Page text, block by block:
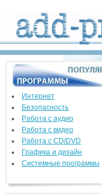
Интернет
Безопасность
Работа с аудио
Работа с видео
Работа с CD/DVD
Графика и дизайн
Системные программы